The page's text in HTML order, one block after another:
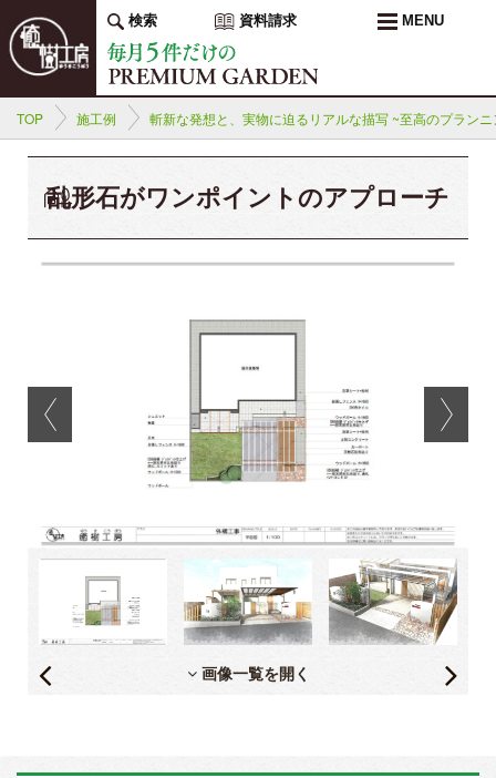
検索 資料請求 MENU
TOP 施工例 斬新な発想と、実物に迫るリアルな描写 ~至高のプラン
乱形石がワンポイントのアプローチ
画像一覧を開く